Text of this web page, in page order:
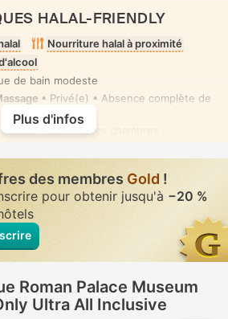
HALAL-FRIENDLY
Nourriture halal à proximité
de bain modeste
• Privé(e) • Absence complète de
buse
• Dans toutes chambres
Plus d'infos
des membres Gold !
pour obtenir jusqu'à −20 %
Roman Palace Museum
Ultra All Inclusive